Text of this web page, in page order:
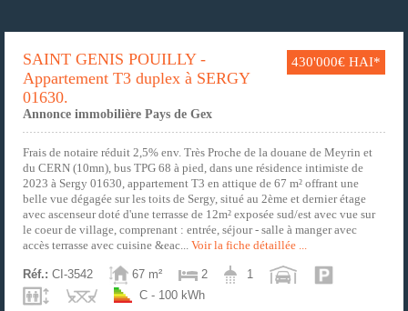
430'000€ HAI*
SAINT GENIS POUILLY -
Appartement T3 duplex à SERGY
01630.
Annonce immobilière Pays de Gex
Frais de notaire réduit 2,5% env. Très Proche de la douane de Meyrin et
du CERN (10mn), bus TPG 68 à pied, dans une résidence intimiste de
2023 à Sergy 01630, appartement T3 en attique de 67 m² offrant une
belle vue dégagée sur les toits de Sergy, situé au 2ème et dernier étage
avec ascenseur doté d'une terrasse de 12m² exposée sud/est avec vue sur
le coeur de village, comprenant : entrée, séjour - salle à manger avec
accès terrasse avec cuisine &eac... Voir la fiche détaillée ...
Réf.: CI-3542 67 m² 2
1
C - 100 kWh